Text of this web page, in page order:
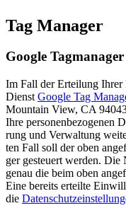
Tag Mana­ger
Goog­le Tagmanager
Im Fall der Ertei­lung
Dienst Goog­le Tag
Moun­tain View, CA
Ihre per­so­nen­be­zo­ge­nen
rung und Ver­wal­tung
ten Fall soll der oben
ger gesteu­ert wer­den.
genau die beim oben
Eine bereits erteil­te
die